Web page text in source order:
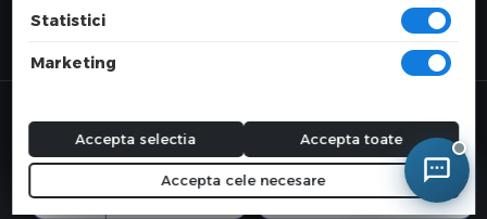
Informatii
Magazin online realizat de Webname
Statistici
Marketing
Accepta cele necesare
Accepta selectia Accepta toate